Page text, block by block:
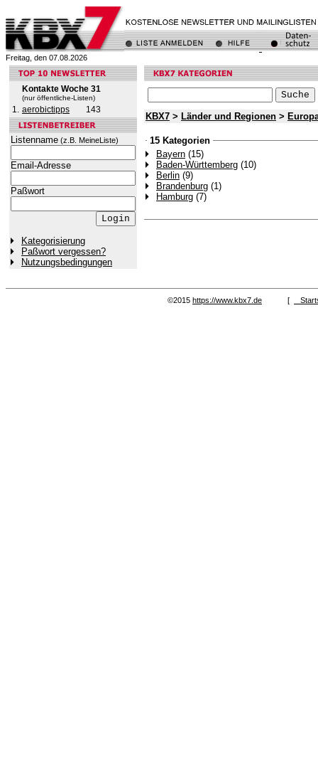
Freitag, den 07.08.2026
Kontakte Woche 31
(nur öffentliche-Listen)
1. aerobictipps 143
Listenname (z.B. MeineListe)
Email-Adresse
Paßwort
Kategorisierung
Paßwort vergessen?
Nutzungsbedingungen
KBX7 > Länder und Regionen >
15 Kategorien
Bayern (15)
Baden-Württemberg (10)
Berlin (9)
Brandenburg (1)
Hamburg (7)
©2015 https://www.kbx7.de [